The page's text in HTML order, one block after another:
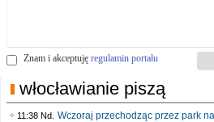
Znam i akceptuję regulamin portalu
włocławianie piszą
11:38 Nd. Wczoraj przechodząc przez park